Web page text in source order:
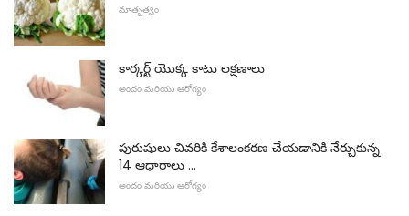
మాతృత్వం
కార్కర్ట్ యొక్క కాటు లక్షణాలు
అందం మరియు ఆరోగ్యం
పురుషులు చివరికి కేశాలంకరణ చేయడానికి నేర్చుకున్న
14 ఆధారాలు ...
అందం మరియు ఆరోగ్యం